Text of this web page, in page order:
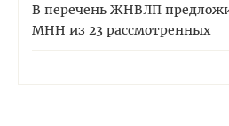
В перечень ЖНВЛП
МНН из 23 рассмотренных